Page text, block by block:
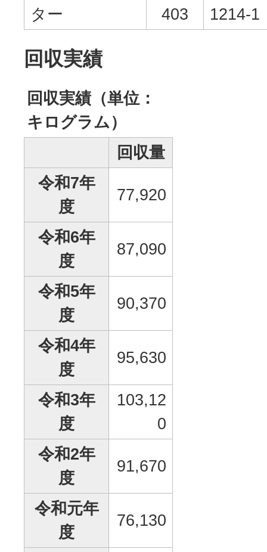
ター
403
1214-1
回収実績
回収実績（単位：
キログラム）
回収量
令和7年
度
77,920
令和6年
度
87,090
令和5年
度
90,370
令和4年
度
95,630
令和3年
度
103,12
0
令和2年
度
91,670
令和元年
度
76,130